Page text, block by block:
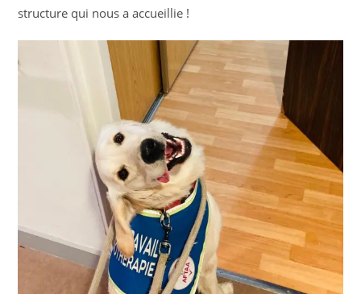
structure qui nous a accueillie !